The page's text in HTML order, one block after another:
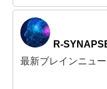
R-
最新ブレインニュー